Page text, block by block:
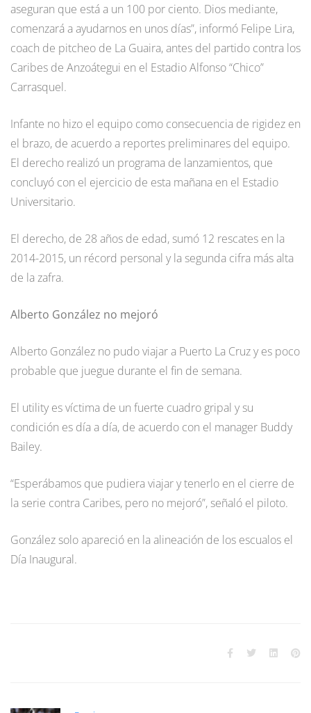
aseguran que está a un 100 por ciento. Dios mediante,
comenzará a ayudarnos en unos días”, informó Felipe Lira,
coach de pitcheo de La Guaira, antes del partido contra los
Caribes de Anzoátegui en el Estadio Alfonso “Chico”
Carrasquel.
Infante no hizo el equipo como consecuencia de rigidez en
el brazo, de acuerdo a reportes preliminares del equipo.
El derecho realizó un programa de lanzamientos, que
concluyó con el ejercicio de esta mañana en el Estadio
Universitario.
El derecho, de 28 años de edad, sumó 12 rescates en la
2014-2015, un récord personal y la segunda cifra más alta
de la zafra.
Alberto González no mejoró
Alberto González no pudo viajar a Puerto La Cruz y es poco
probable que juegue durante el fin de semana.
El utility es víctima de un fuerte cuadro gripal y su
condición es día a día, de acuerdo con el manager Buddy
Bailey.
“Esperábamos que pudiera viajar y tenerlo en el cierre de
la serie contra Caribes, pero no mejoró”, señaló el piloto.
González solo apareció en la alineación de los escualos el
Día Inaugural.